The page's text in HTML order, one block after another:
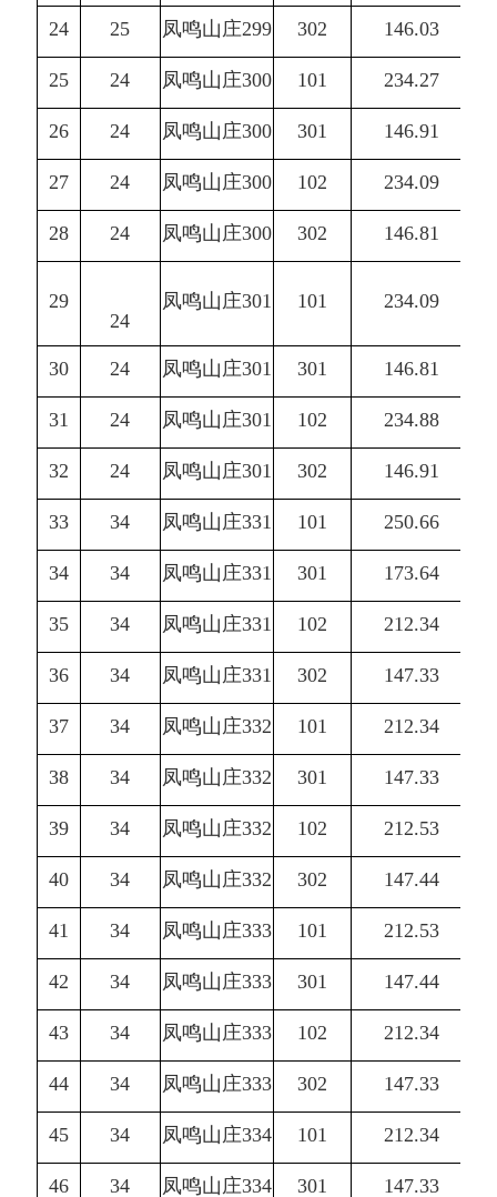
24 25 凤鸣山庄299 302 146.03
25 24 凤鸣山庄300 101 234.27
26 24 凤鸣山庄300 301 146.91
27 24 凤鸣山庄300 102 234.09
28 24 凤鸣山庄300 302 146.81
29
24
凤鸣山庄301 101 234.09
30 24 凤鸣山庄301 301 146.81
31 24 凤鸣山庄301 102 234.88
32 24 凤鸣山庄301 302 146.91
33 34 凤鸣山庄331 101 250.66
34 34 凤鸣山庄331 301 173.64
35 34 凤鸣山庄331 102 212.34
36 34 凤鸣山庄331 302 147.33
37 34 凤鸣山庄332 101 212.34
38 34 凤鸣山庄332 301 147.33
39 34 凤鸣山庄332 102 212.53
40 34 凤鸣山庄332 302 147.44
41 34 凤鸣山庄333 101 212.53
42 34 凤鸣山庄333 301 147.44
43 34 凤鸣山庄333 102 212.34
44 34 凤鸣山庄333 302 147.33
45 34 凤鸣山庄334 101 212.34
46 34 凤鸣山庄334 301 147.33